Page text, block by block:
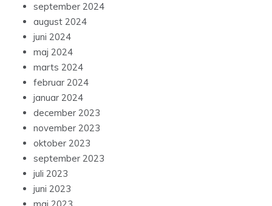
september 2024
august 2024
juni 2024
maj 2024
marts 2024
februar 2024
januar 2024
december 2023
november 2023
oktober 2023
september 2023
juli 2023
juni 2023